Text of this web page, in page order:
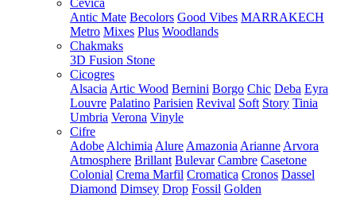
Cevica
Antic Mate Becolors Good Vibes MARRAKECH
Metro Mixes Plus Woodlands
Chakmaks
3D Fusion Stone
Cicogres
Alsacia Artic Wood Bernini Borgo Chic Deba Eyra
Louvre Palatino Parisien Revival Soft Story Tinia
Umbria Verona Vinyle
Cifre
Adobe Alchimia Alure Amazonia Arianne Arvora
Atmosphere Brillant Bulevar Cambre Casetone
Colonial Crema Marfil Cromatica Cronos Dassel
Diamond Dimsey Drop Fossil Golden